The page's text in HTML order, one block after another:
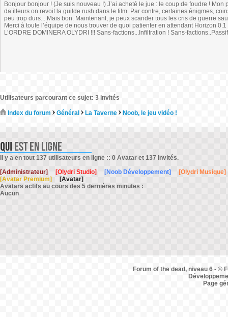
Bonjour bonjour ! (Je suis nouveau !) J’ai acheté le jue : le coup de foudre !
da’illeurs on revoit la guilde rush dans le film. Par contre, certaines énigmes,
peu trop durs... Mais bon. Maintenant, je peux scander tous les cris de guerre
Merci à toute l’équipe de nous trouver de quoi patienter en attendant Horizon
L’ORDRE DOMINERA OLYDRI !!! Sans-factions...Infiltration ! Sans-
Utilisateurs parcourant ce sujet: 3 invités
Index du forum Général La Taverne Noob, le jeu vidéo !
Il y a en tout 137 utilisateurs en ligne :: 0 Avatar et 137 Invités.
[Administrateur]
[Olydri Studio] [Noob Développement]
[Olydri Musique]
[Avatar Premium]
[Avatar]
Avatars actifs au cours des 5 dernières minutes :
Aucun
Forum of the dead, niveau 6 - ©
Page